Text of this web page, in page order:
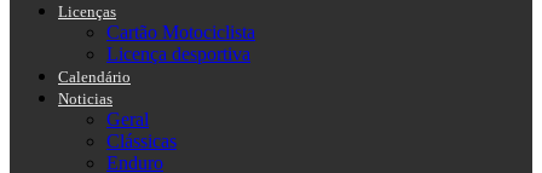
Licenças
Cartão Motociclista
Licença desportiva
Calendário
Noticias
Geral
Clássicas
Enduro